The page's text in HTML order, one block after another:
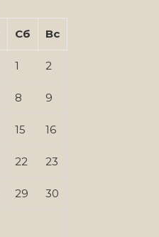
Сб Вс
1 2
8 9
15 16
22 23
29 30